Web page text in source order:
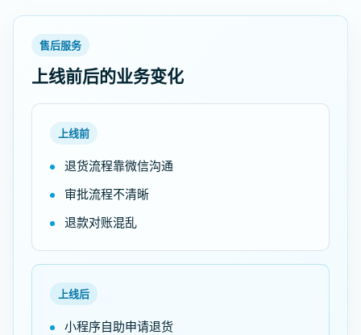
售后服务
上线前后的业务变化
上线前
退货流程靠微信沟通
审批流程不清晰
退款对账混乱
上线后
小程序自助申请退货